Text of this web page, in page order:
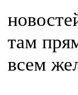
там
всем